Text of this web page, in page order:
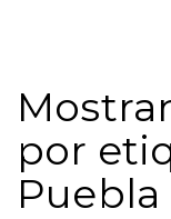
por
Puebla